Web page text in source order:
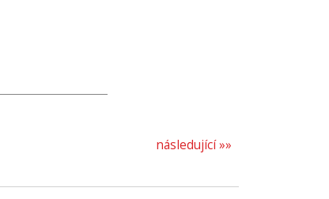
následující »»